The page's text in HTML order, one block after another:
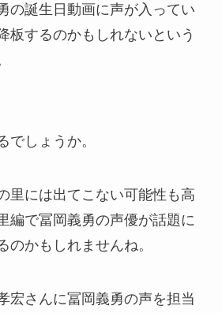
の誕生日動画に声が入ってい
板するのかもしれないという
でしょうか。
里には出てこない可能性も高
編で冨岡義勇の声優が話題に
のかもしれませんね。
宏さんに冨岡義勇の声を担当